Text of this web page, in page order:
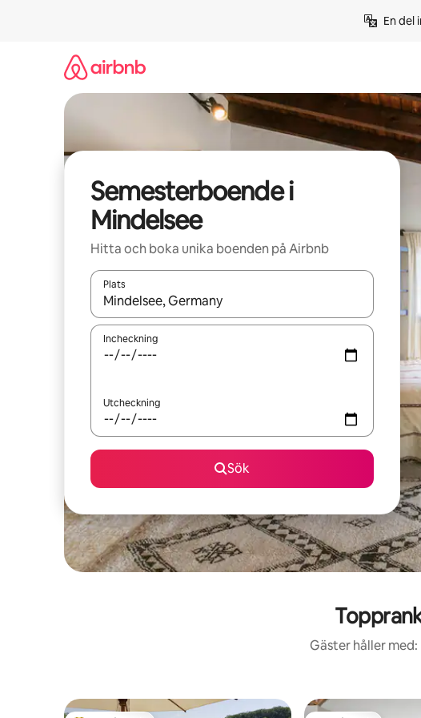
En del
Semesterboende i
Mindelsee
Hitta och boka unika boenden på Airbnb
Plats
När resultaten är tillgängliga kan du navigera med upp- och
Incheckning
Utcheckning
Sök
Gäster håller